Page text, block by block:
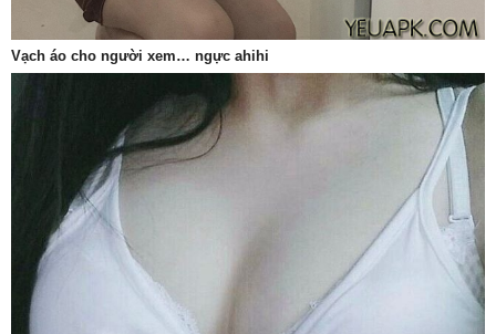
Vạch áo cho người xem… ngực ahihi